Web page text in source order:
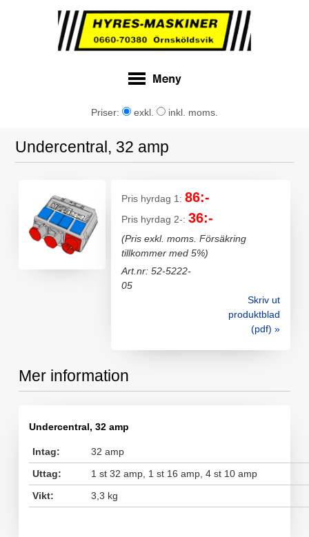
Priser: exkl. inkl. moms.
Undercentral, 32 amp
Pris hyrdag 1:86:-
Pris hyrdag 2-:36:-
(Pris exkl. moms. Försäkring
tillkommer med 5%)
Art.nr: 52-5222-
05
Skriv ut
produktblad
(pdf) »
Mer information
Undercentral, 32 amp
Intag:
32 amp
Uttag:
1 st 32 amp, 1 st 16 amp, 4 st 10 amp
Vikt:
3,3 kg